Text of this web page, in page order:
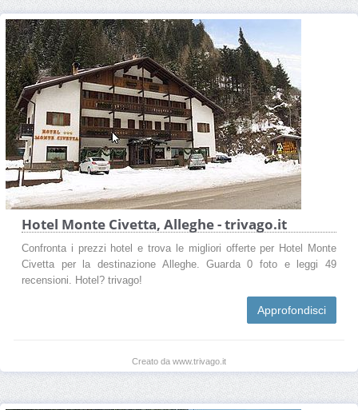
Hotel Monte Civetta, Alleghe - trivago.it
Confronta i prezzi hotel e trova le migliori offerte per Hotel Monte
Civetta per la destinazione Alleghe. Guarda 0 foto e leggi 49
recensioni. Hotel? trivago!
Approfondisci
Creato da www.trivago.it